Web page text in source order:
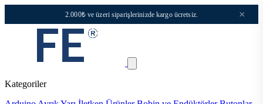
2.000₺ ve üzeri siparişlerinizde kargo ücretsiz. ×
Kategoriler